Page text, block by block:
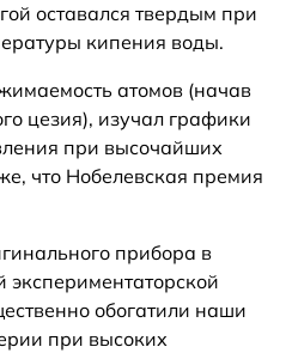
оставался твердым при
кипения воды.
атомов (начав
цезия), изучал графики
при высочайших
что Нобелевская премия
прибора в
экспериментаторской
обогатили наши
при высоких